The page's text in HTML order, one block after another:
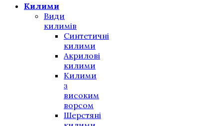
Килими
Види
килимів
Синтетичні
килими
Акрилові
килими
Килими
з
високим
ворсом
Шерстяні